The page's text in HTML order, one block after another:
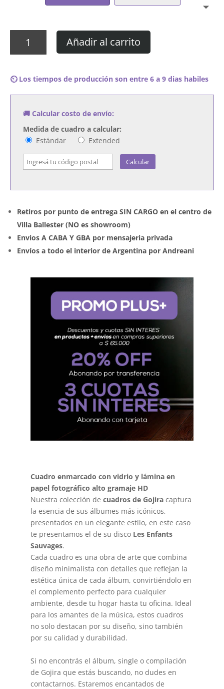
Gojira
Enfants
Sauvages
Añadir al carrito
⏲️ Los tiempos de producción son entre 6 a 9 dias habiles
🚚 Calcular costo de envío:
Medida de cuadro a calcular:
Estándar
Extended
Calcular
Retiros por punto de entrega SIN CARGO en el centro de
Villa Ballester (NO es showroom)
Envios A CABA Y GBA por mensajeria privada
Envíos a todo el interior de Argentina por Andreani
Cuadro enmarcado con vidrio y lámina en
papel fotográfico alto gramaje HD
Nuestra colección de cuadros de Gojiracaptura
la esencia de sus álbumes más icónicos,
presentados en un elegante estilo, en este caso
te presentamos el de su disco Les Enfants
Sauvages.
Cada cuadro es una obra de arte que combina
diseño minimalista con detalles que reflejan la
estética única de cada álbum, convirtiéndolo en
el complemento perfecto para cualquier
ambiente, desde tu hogar hasta tu oficina. Ideal
para los amantes de la música, estos cuadros
no solo destacan por su diseño, sino también
por su calidad y durabilidad.
Si no encontrás el álbum, single o compilación
de Gojira que estás buscando, no dudes en
contactarnos. Estaremos encantados de